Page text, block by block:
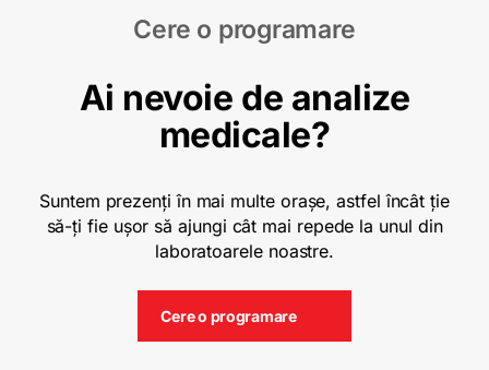
Cere o programare
Ai nevoie de analize
medicale?
Suntem prezenți în mai multe orașe, astfel încât ție
să-ți fie ușor să ajungi cât mai repede la unul din
laboratoarele noastre.
Cere o programare